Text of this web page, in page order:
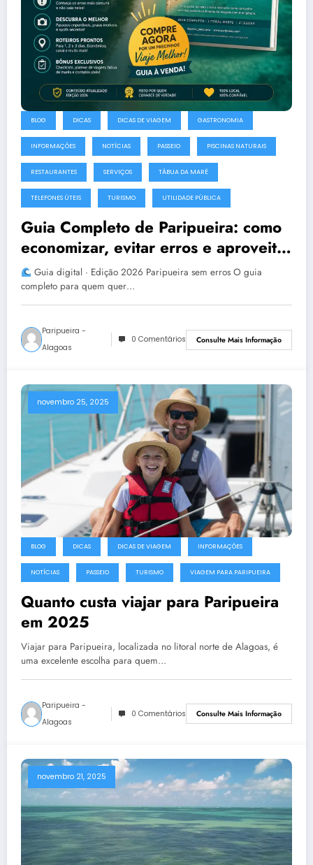
BLOG DICAS DICAS DE VIAGEM GASTRONOMIA
INFORMAÇÕES NOTÍCIAS PASSEIO PISCINAS NATURAIS
RESTAURANTES SERVIÇOS TÁBUA DA MARÉ
TELEFONES ÚTEIS TURISMO UTILIDADE PÚBLICA
Guia Completo de Paripueira: como
economizar, evitar erros e aproveitar
melhor esse paraíso de Alagoas
Guia digital · Edição 2026 Paripueira sem erros O guia
completo para quem quer…
Paripueira -
Alagoas
0 Comentários Consulte Mais Informação
novembro 25, 2025
BLOG DICAS DICAS DE VIAGEM INFORMAÇÕES
NOTÍCIAS PASSEIO TURISMO VIAGEM PARA PARIPUEIRA
Quanto custa viajar para Paripueira
em 2025
Viajar para Paripueira, localizada no litoral norte de Alagoas, é
uma excelente escolha para quem…
Paripueira -
Alagoas
0 Comentários Consulte Mais Informação
novembro 21, 2025